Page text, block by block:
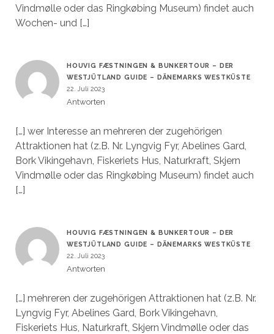
Vindmølle oder das Ringkøbing Museum) findet auch
Wochen- und […]
HOUVIG FÆSTNINGEN & BUNKERTOUR – DER
WESTJÜTLAND GUIDE – DÄNEMARKS WESTKÜSTE
22. Juli 2023
Antworten
[…] wer Interesse an mehreren der zugehörigen
Attraktionen hat (z.B. Nr. Lyngvig Fyr, Abelines Gard,
Bork Vikingehavn, Fiskeriets Hus, Naturkraft, Skjern
Vindmølle oder das Ringkøbing Museum) findet auch
[…]
HOUVIG FÆSTNINGEN & BUNKERTOUR – DER
WESTJÜTLAND GUIDE – DÄNEMARKS WESTKÜSTE
22. Juli 2023
Antworten
[…] mehreren der zugehörigen Attraktionen hat (z.B. Nr.
Lyngvig Fyr, Abelines Gard, Bork Vikingehavn,
Fiskeriets Hus, Naturkraft, Skjern Vindmølle oder das